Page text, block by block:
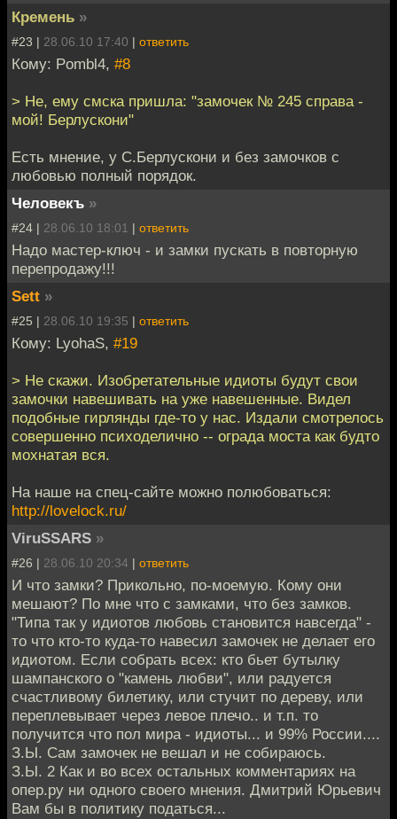
Кремень »
#23 | 28.06.10 17:40 | ответить
Кому: Pombl4, #8
> Не, ему смска пришла: "замочек № 245 справа -
мой! Берлускони"
Есть мнение, у С.Берлускони и без замочков с
любовью полный порядок.
Человекъ »
#24 | 28.06.10 18:01 | ответить
Надо мастер-ключ - и замки пускать в повторную
перепродажу!!!
Sett »
#25 | 28.06.10 19:35 | ответить
Кому: LyohaS, #19
> Не скажи. Изобретательные идиоты будут свои
замочки навешивать на уже навешенные. Видел
подобные гирлянды где-то у нас. Издали смотрелось
совершенно психоделично -- ограда моста как будто
мохнатая вся.
На наше на спец-сайте можно полюбоваться:
http://lovelock.ru/
ViruSSARS »
#26 | 28.06.10 20:34 | ответить
И что замки? Прикольно, по-моемую. Кому они
мешают? По мне что с замками, что без замков.
"Типа так у идиотов любовь становится навсегда" -
то что кто-то куда-то навесил замочек не делает его
идиотом. Если собрать всех: кто бьет бутылку
шампанского о "камень любви", или радуется
счастливому билетику, или стучит по дереву, или
переплевывает через левое плечо.. и т.п. то
получится что пол мира - идиоты... и 99% России....
З.Ы. Сам замочек не вешал и не собираюсь.
З.Ы. 2 Как и во всех остальных комментариях на
опер.ру ни одного своего мнения. Дмитрий Юрьевич
Вам бы в политику податься...